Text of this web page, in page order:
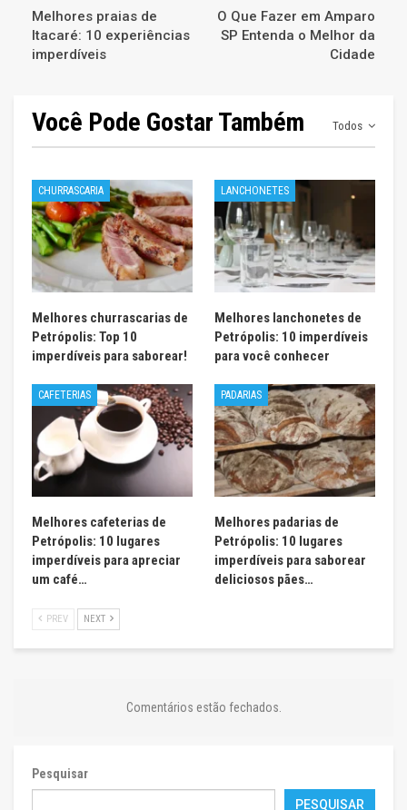
Melhores praias de
Itacaré: 10 experiências
imperdíveis
O Que Fazer em Amparo
SP Entenda o Melhor da
Cidade
Todos
Você Pode Gostar Também
CHURRASCARIA
Melhores churrascarias de
Petrópolis: Top 10
imperdíveis para saborear!
LANCHONETES
Melhores lanchonetes de
Petrópolis: 10 imperdíveis
para você conhecer
CAFETERIAS
Melhores cafeterias de
Petrópolis: 10 lugares
imperdíveis para apreciar
um café…
PADARIAS
Melhores padarias de
Petrópolis: 10 lugares
imperdíveis para saborear
deliciosos pães…
PREV NEXT
Comentários estão fechados.
Pesquisar
PESQUISAR